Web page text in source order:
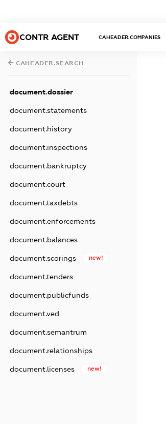
CONTR AGENT CAHEADER.COMPANIES
CAHEADER.SEARCH
document.dossier
document.statements
document.history
document.inspections
document.bankruptcy
document.court
document.taxdebts
document.enforcements
document.balances
document.scorings new!
document.tenders
document.publicfunds
document.ved
document.semantrum
document.relationships
document.licenses new!